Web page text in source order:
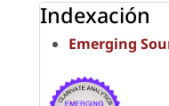
Indexación
Emerging